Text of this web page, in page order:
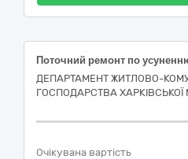
ДЕПАРТАМЕНТ ЖИТЛОВО-
ГОСПОДАРСТВА ХАРКІВСЬКОЇ
Очікувана вартість